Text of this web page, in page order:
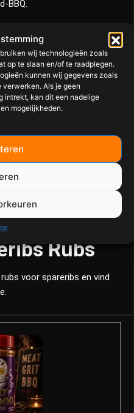
wij technologieën zoals
op te slaan en/of te raadplegen.
kunnen wij gegevens zoals
Als je geen
intrekt, kan dit een nadelige
mogelijkheden.
BBQ.
De rub blijft ook zonder
spareribs
uren of een nacht geeft
bark?
of Cherry staan bekend om
Rubs
voor spareribs en vind